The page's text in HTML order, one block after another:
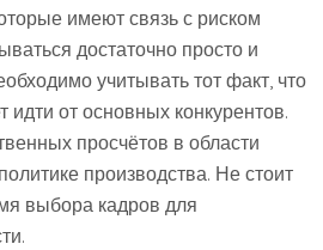
имеют связь с риском
достаточно просто и
учитывать тот факт, что
идти от основных конкурентов.
просчётов в области
производства. Не стоит
выбора кадров для